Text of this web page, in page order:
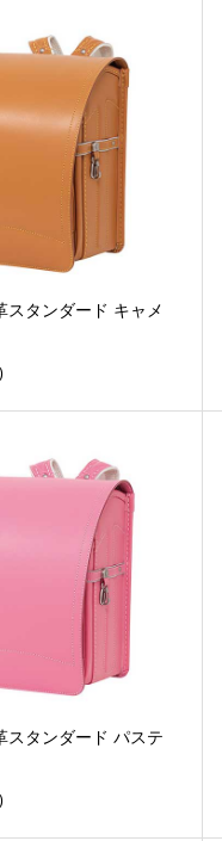
スタンダード キャメ
スタンダード パステ